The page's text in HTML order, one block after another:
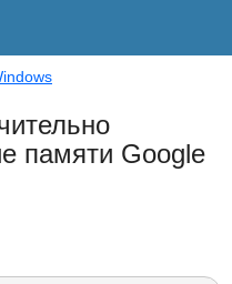
памяти Google